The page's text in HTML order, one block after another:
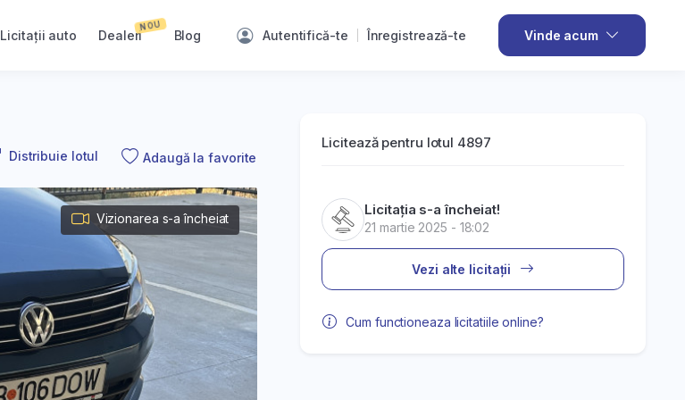
Licitații auto Dealeri
NOU
Blog Autentifică-te Înregistrează-te Vinde acum
Distribuie lotul Adaugă la favorite
Vizionarea s-a încheiat
Licitează pentru lotul 4897
Licitația s-a încheiat!
21 martie 2025 - 18:02
Vezi alte licitații
Cum functioneaza licitatiile online?